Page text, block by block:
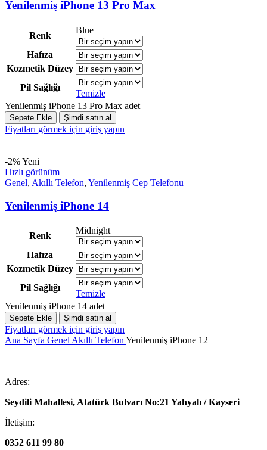
Yenilenmiş iPhone 13 Pro Max
Renk
Blue
Hafıza
Kozmetik Düzey
Pil Sağlığı
Temizle
Yenilenmiş iPhone 13 Pro Max adet
Sepete Ekle Şimdi satın al
Fiyatları görmek için giriş yapın
-2%Yeni
Hızlı görünüm
Genel, Akıllı Telefon, Yenilenmiş Cep Telefonu
Yenilenmiş iPhone 14
Renk
Midnight
Hafıza
Kozmetik Düzey
Pil Sağlığı
Temizle
Yenilenmiş iPhone 14 adet
Sepete Ekle Şimdi satın al
Fiyatları görmek için giriş yapın
Ana Sayfa GenelAkıllı TelefonYenilenmiş iPhone 12
Adres:
Seydili Mahallesi, Atatürk Bulvarı No:21 Yahyalı / Kayseri
İletişim:
0352 611 99 80